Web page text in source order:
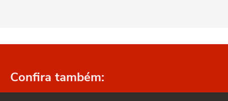
Confira também: